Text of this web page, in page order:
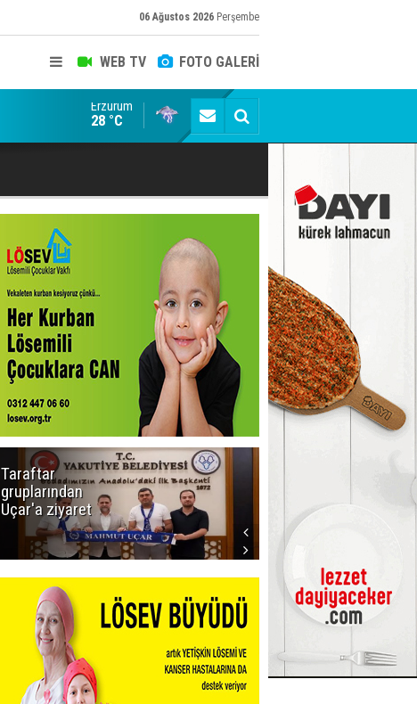
06 Ağustos 2026 Perşembe
WEB TV FOTO GALERİ
Erzurumspor camiasının sevilen ismi Baki Pardeli
Erzurum
28 °C
Taraftar
gruplarından
Uçar'a ziyaret
başlıyor! İlk
düdük Bolu'da
çalacak